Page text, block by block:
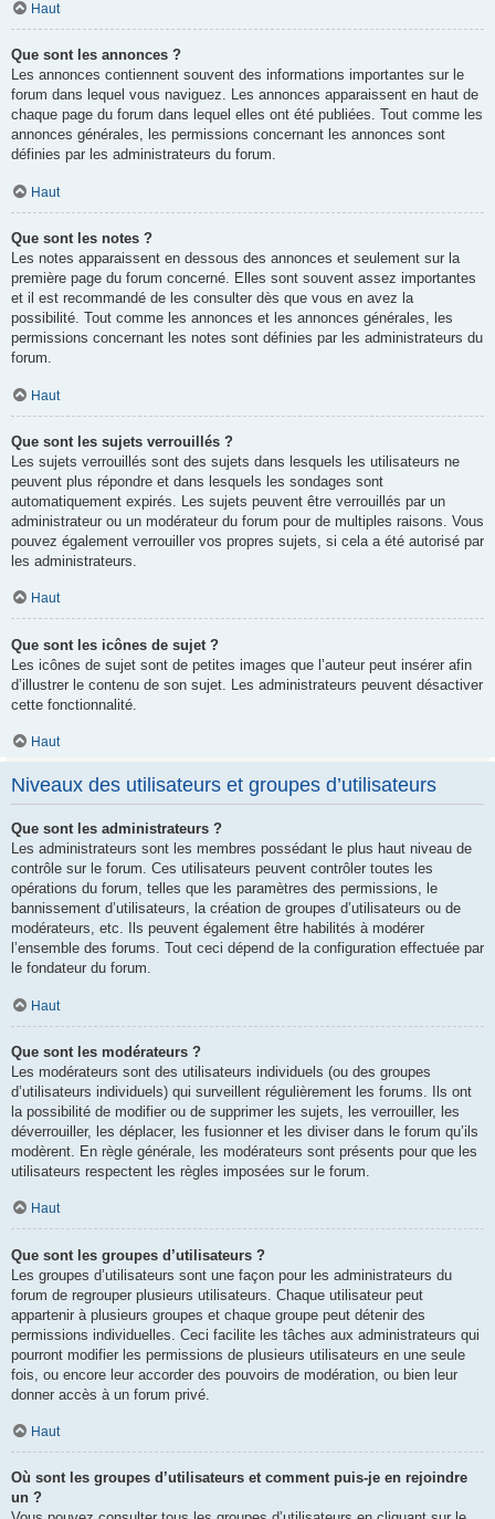
Haut
Que sont les annonces ?
Les annonces contiennent souvent des informations importantes sur le
forum dans lequel vous naviguez. Les annonces apparaissent en haut de
chaque page du forum dans lequel elles ont été publiées. Tout comme les
annonces générales, les permissions concernant les annonces sont
définies par les administrateurs du forum.
Haut
Que sont les notes ?
Les notes apparaissent en dessous des annonces et seulement sur la
première page du forum concerné. Elles sont souvent assez importantes
et il est recommandé de les consulter dès que vous en avez la
possibilité. Tout comme les annonces et les annonces générales, les
permissions concernant les notes sont définies par les administrateurs du
forum.
Haut
Que sont les sujets verrouillés ?
Les sujets verrouillés sont des sujets dans lesquels les utilisateurs ne
peuvent plus répondre et dans lesquels les sondages sont
automatiquement expirés. Les sujets peuvent être verrouillés par un
administrateur ou un modérateur du forum pour de multiples raisons. Vous
pouvez également verrouiller vos propres sujets, si cela a été autorisé par
les administrateurs.
Haut
Que sont les icônes de sujet ?
Les icônes de sujet sont de petites images que l’auteur peut insérer afin
d’illustrer le contenu de son sujet. Les administrateurs peuvent désactiver
cette fonctionnalité.
Haut
Niveaux des utilisateurs et groupes d’utilisateurs
Que sont les administrateurs ?
Les administrateurs sont les membres possédant le plus haut niveau de
contrôle sur le forum. Ces utilisateurs peuvent contrôler toutes les
opérations du forum, telles que les paramètres des permissions, le
bannissement d’utilisateurs, la création de groupes d’utilisateurs ou de
modérateurs, etc. Ils peuvent également être habilités à modérer
l’ensemble des forums. Tout ceci dépend de la configuration effectuée par
le fondateur du forum.
Haut
Que sont les modérateurs ?
Les modérateurs sont des utilisateurs individuels (ou des groupes
d’utilisateurs individuels) qui surveillent régulièrement les forums. Ils ont
la possibilité de modifier ou de supprimer les sujets, les verrouiller, les
déverrouiller, les déplacer, les fusionner et les diviser dans le forum qu’ils
modèrent. En règle générale, les modérateurs sont présents pour que les
utilisateurs respectent les règles imposées sur le forum.
Haut
Que sont les groupes d’utilisateurs ?
Les groupes d’utilisateurs sont une façon pour les administrateurs du
forum de regrouper plusieurs utilisateurs. Chaque utilisateur peut
appartenir à plusieurs groupes et chaque groupe peut détenir des
permissions individuelles. Ceci facilite les tâches aux administrateurs qui
pourront modifier les permissions de plusieurs utilisateurs en une seule
fois, ou encore leur accorder des pouvoirs de modération, ou bien leur
donner accès à un forum privé.
Haut
Où sont les groupes d’utilisateurs et comment puis-je en rejoindre
un ?